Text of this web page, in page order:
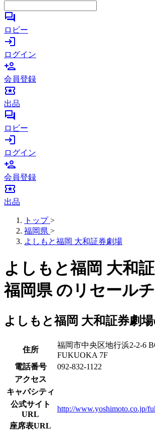
forum
ロビー
login
ログイン
person_add
会員登録
local_activity
出品
forum
ロビー
login
ログイン
person_add
会員登録
local_activity
出品
トップ >
福岡県 >
よしもと福岡 大和証券劇場
よしもと福岡 大和
福岡県 のリセール
よしもと福岡 大和証券劇
住所
福岡市中央区地行浜2-2-6
FUKUOKA 7F
電話番号
092-832-1122
アクセス
キャパシティ
公式サイト
URL
http://www.yoshimoto.co.jp/
座席表URL